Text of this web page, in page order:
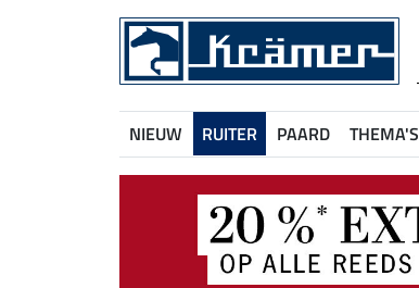
NIEUW RUITER PAARD THEMA'S